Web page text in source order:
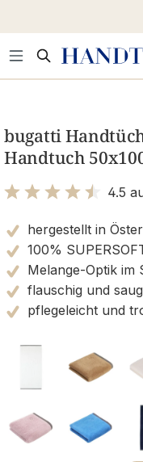
bugatti
Handtuch
4.5
hergestellt in
100%
Melange-Optik im
flauschig und
pflegeleicht und